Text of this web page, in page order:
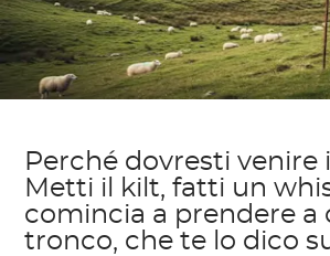
Perché dovresti venire
Metti il kilt, fatti un
comincia a prendere a
tronco, che te lo dico